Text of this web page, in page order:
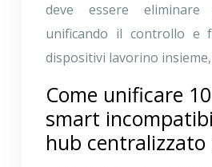
deve essere
unificando il controllo e
dispositivi lavorino
Come unificare
smart
hub centralizzato